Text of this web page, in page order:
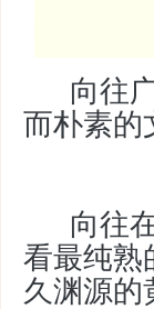
向往
而朴素的
向往
看最纯熟
久渊源